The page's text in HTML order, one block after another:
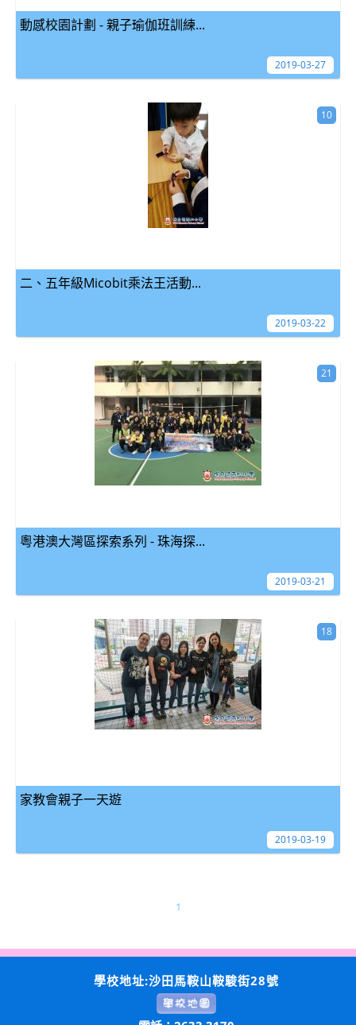
動感校園計劃 - 親子瑜伽班訓練...
2019-03-27
二、五年級Micobit乘法王活動...
10
2019-03-22
粵港澳大灣區探索系列 - 珠海探...
21
2019-03-21
家教會親子一天遊
18
2019-03-19
1
學校地址:沙田馬鞍山鞍駿街28號